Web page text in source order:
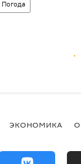
Погода
ЭКОНОМИКА